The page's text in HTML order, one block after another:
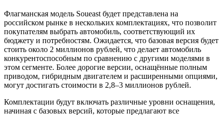
Флагманская модель Soueast будет представлена на
российском рынке в нескольких комплектациях, что позволит
покупателям выбрать автомобиль, соответствующий их
бюджету и потребностям. Ожидается, что базовая версия будет
стоить около 2 миллионов рублей, что делает автомобиль
конкурентоспособным по сравнению с другими моделями в
этом сегменте. Более дорогие версии, оснащённые полным
приводом, гибридным двигателем и расширенными опциями,
могут достигать стоимости в 2,8–3 миллионов рублей.
Комплектации будут включать различные уровни оснащения,
начиная с базовых версий, которые предлагают все